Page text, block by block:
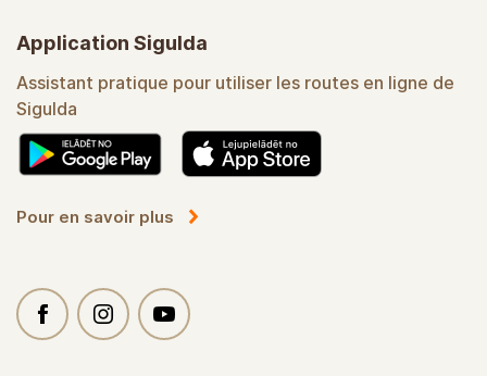
Application Sigulda
Assistant pratique pour utiliser les routes en ligne de
Sigulda
Pour en savoir plus